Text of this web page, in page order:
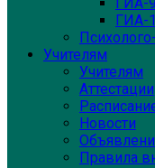
ГИА-
Учителям
Учителям
Аттестации
Новости
Правила